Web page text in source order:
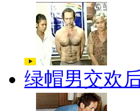
绿帽男交欢